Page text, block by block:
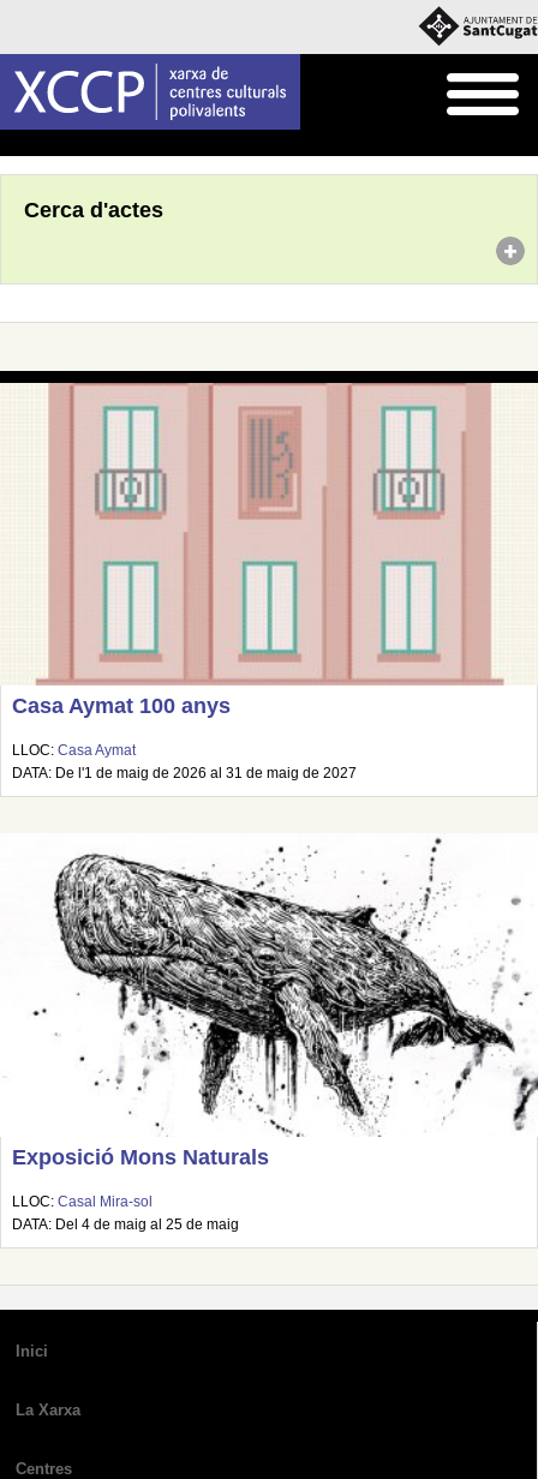
Cerca d'actes
Casa Aymat 100 anys
LLOC: Casa Aymat
DATA: De l'1 de maig de 2026 al 31 de maig de 2027
Exposició Mons Naturals
LLOC: Casal Mira-sol
DATA: Del 4 de maig al 25 de maig
Inici
La Xarxa
Centres